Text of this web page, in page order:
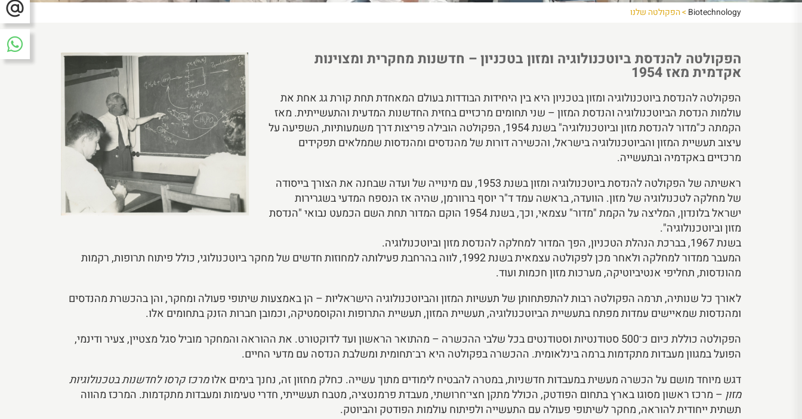
Biotechnology
>הפקולטה שלנו
הפקולטה להנדסת ביוטכנולוגיה ומזון בטכניון – חדשנות מחקרית ומצוינות
אקדמית מאז 1954
הפקולטה להנדסת ביוטכנולוגיה ומזון בטכניון היא בין היחידות הבודדות בעולם המאחדת תחת קורת גג אחת את
עולמות הנדסת הביוטכנולוגיה והנדסת המזון – שני תחומים מרכזיים בחזית החדשנות המדעית והתעשייתית. מאז
הקמתה כ"מדור להנדסת מזון וביוטכנולוגיה" בשנת 1954, הפקולטה הובילה פריצות דרך משמעותיות, השפיעה על
עיצוב תעשיית המזון והביוטכנולוגיה בישראל, והכשירה דורות של מהנדסים ומהנדסות שממלאים תפקידים
מרכזיים באקדמיה ובתעשייה.
ראשיתה של הפקולטה להנדסת ביוטכנולוגיה ומזון בשנת 1953, עם מינוייה של ועדה שבחנה את הצורך בייסודה
של מחלקה לטכנולוגיה של מזון. הוועדה, בראשה עמד ד"ר יוסף ברוורמן, שהיה אז הנספח המדעי בשגרירות
ישראל בלונדון, המליצה על הקמת "מדור" עצמאי, וכך, בשנת 1954 הוקם המדור תחת השם הכמעט נבואי "הנדסת
מזון וביוטכנולוגיה".
בשנת 1967, בברכת הנהלת הטכניון, הפך המדור למחלקה להנדסת מזון וביוטכנולוגיה.
המעבר ממדור למחלקה ולאחר מכן לפקולטה עצמאית בשנת 1992, לווה בהרחבת פעילותה למחוזות חדשים של מחקר ביוטכנולוגי, כולל פיתוח תרופות, רקמות
מהונדסות, תחליפי אנטיביוטיקה, מערכות מזון חכמות ועוד.
לאורך כל שנותיה, תרמה הפקולטה רבות להתפתחותן של תעשיות המזון והביוטכנולוגיה הישראליות – הן באמצעות שיתופי פעולה ומחקר, והן בהכשרת מהנדסים
ומהנדסות שמאיישים עמדות מפתח בתעשיית הביוטכנולוגיה, תעשיית המזון, תעשיית התרופות והקוסמטיקה, וכמובן חברות הזנק בתחומים אלו.
הפקולטה כוללת כיום כ־500 סטודנטיות וסטודנטים בכל שלבי ההכשרה – מהתואר הראשון ועד לדוקטורט. את ההוראה והמחקר מוביל סגל מצטיין, צעיר ודינמי,
הפועל במגוון מעבדות מתקדמות ברמה בינלאומית. ההכשרה בפקולטה היא רב־תחומית ומשלבת הנדסה עם מדעי החיים.
דגש מיוחד מושם על הכשרה מעשית במעבדות חדשניות, במטרה להבטיח לימודים מתוך עשייה. כחלק מחזון זה, נחנך בימים אלומרכז קרסו לחדשנות בטכנולוגיות
מזון – מרכז ראשון מסוגו בארץ בתחום הפודטק, הכולל מתקן חצי־חרושתי, מעבדת פרמנטציה, מטבח תעשייתי, חדרי טעימות ומעבדות מתקדמות. המרכז מהווה
תשתית ייחודית להוראה, מחקר לשיתופי פעולה עם התעשייה ולפיתוח עולמות הפודטק והביוטק.